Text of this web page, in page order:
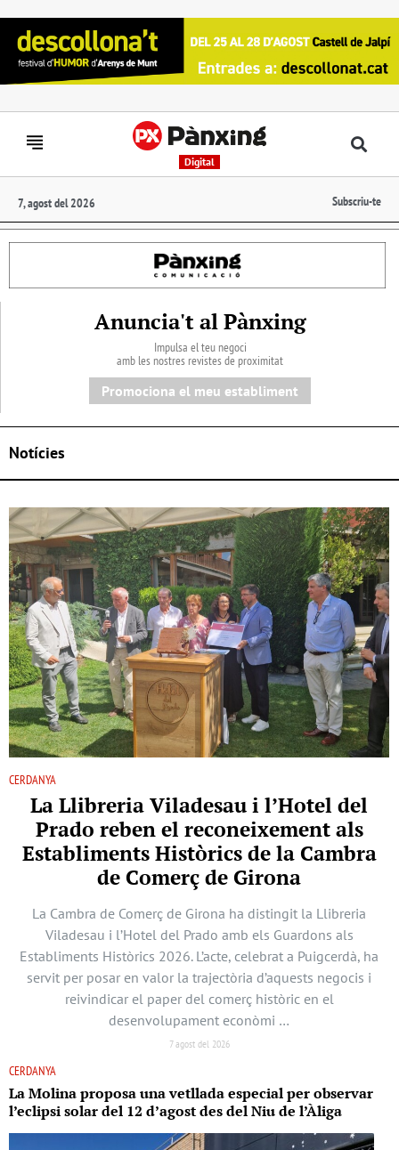
Digital
7, agost del 2026 Subscriu-te
Anuncia't al Pànxing
Impulsa el teu negoci
amb les nostres revistes de proximitat
Promociona el meu establiment
Notícies
CERDANYA
La Llibreria Viladesau i l’Hotel del
Prado reben el reconeixement als
Establiments Històrics de la Cambra
de Comerç de Girona
La Cambra de Comerç de Girona ha distingit la Llibreria
Viladesau i l’Hotel del Prado amb els Guardons als
Establiments Històrics 2026. L’acte, celebrat a Puigcerdà, ha
servit per posar en valor la trajectòria d’aquests negocis i
reivindicar el paper del comerç històric en el
desenvolupament econòmi …
7 agost del 2026
CERDANYA
La Molina proposa una vetllada especial per observar
l’eclipsi solar del 12 d’agost des del Niu de l’Àliga